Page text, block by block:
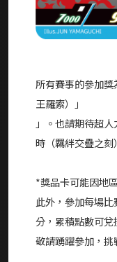
所有賽事的參加
王羅索）」
」。也請期待超
時（羈絆交疊之刻
*獎品卡可能因地
此外，參加每場
分，累積點數可兌
敬請踴躍參加，挑